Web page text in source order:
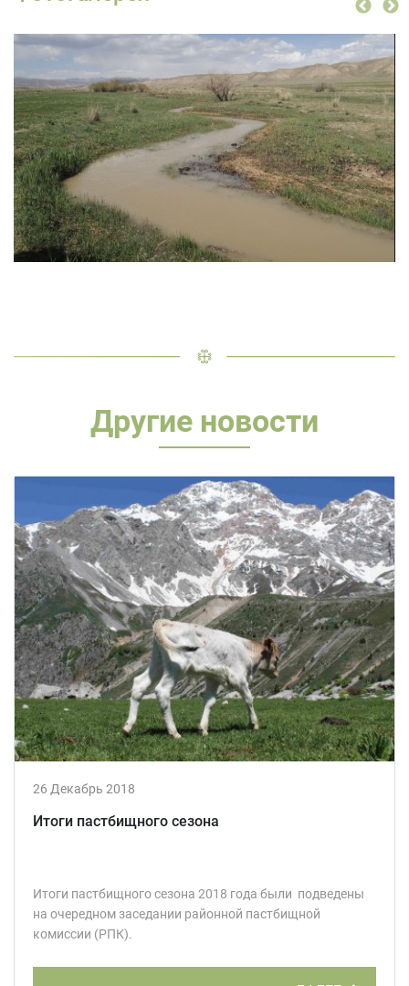
Другие новости
26 Декабрь 2018
Итоги пастбищного сезона
Итоги пастбищного сезона 2018 года были подведены
на очередном заседании районной пастбищной
комиссии (РПК).